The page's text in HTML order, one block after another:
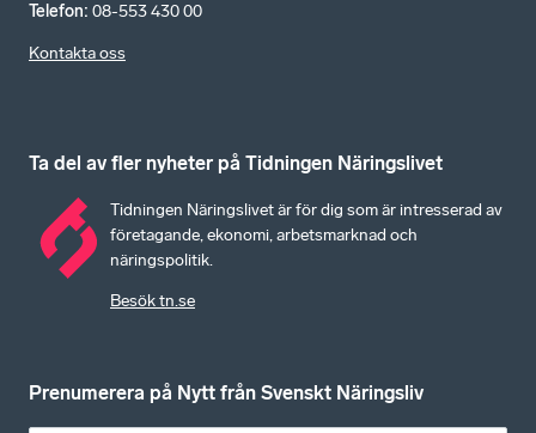
Telefon: 08-553 430 00
Kontakta oss
Ta del av fler nyheter på Tidningen Näringslivet
Tidningen Näringslivet är för dig som är intresserad av
företagande, ekonomi, arbetsmarknad och
näringspolitik.
Besök tn.se
Prenumerera på Nytt från Svenskt Näringsliv